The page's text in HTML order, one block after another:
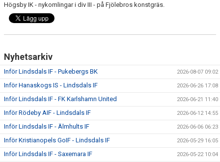
Högsby IK - nykomlingar i div III - på Fjölebros konstgräs.
Nyhetsarkiv
Inför Lindsdals IF - Pukebergs BK 2026-08-07 09:02
Inför Hanaskogs IS - Lindsdals IF 2026-06-26 17:08
Inför Lindsdals IF - FK Karlshamn United 2026-06-21 11:40
Inför Rödeby AIF - Lindsdals IF 2026-06-12 14:55
Inför Lindsdals IF - Älmhults IF 2026-06-06 06:23
Inför Kristianopels GoIF - Lindsdals IF 2026-05-29 16:05
Inför Lindsdals IF - Saxemara IF 2026-05-22 10:04